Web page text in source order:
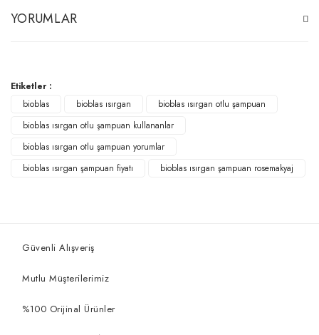
YORUMLAR
Etiketler :
bioblas
bioblas ısırgan
bioblas ısırgan otlu şampuan
bioblas ısırgan otlu şampuan kullananlar
bioblas ısırgan otlu şampuan yorumlar
bioblas ısırgan şampuan fiyatı
bioblas ısırgan şampuan rosemakyaj
Güvenli Alışveriş
Mutlu Müşterilerimiz
%100 Orijinal Ürünler